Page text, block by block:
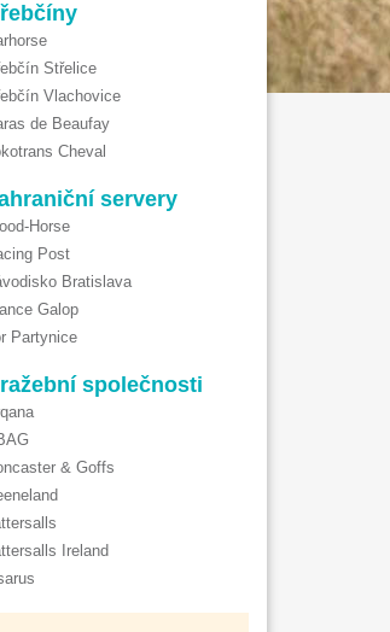
Střelice
Vlachovice
de Beaufay
Cheval
servery
Horse
Post
Bratislava
Galop
Partynice
společnosti
& Goffs
Ireland